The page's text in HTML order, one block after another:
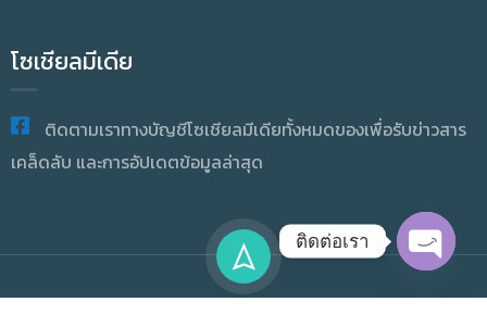
โซเชียลมีเดีย
ติดตามเราทางบัญชีโซเชียลมีเดียทั้งหมดของเพื่อรับข่าวสาร
เคล็ดลับ และการอัปเดตข้อมูลล่าสุด
ติดต่อเรา